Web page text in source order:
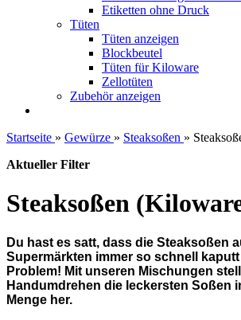
Etiketten ohne Druck
Tüten
Tüten anzeigen
Blockbeutel
Tüten für Kiloware
Zellotüten
Zubehör anzeigen
Startseite » Gewürze » Steaksoßen »
Aktueller Filter
Steaksoßen
Du hast es satt, dass die Steaksoßen
Supermärkten immer so schnell
Problem! Mit unseren Mischungen
Handumdrehen die leckersten Soßen
Menge her.